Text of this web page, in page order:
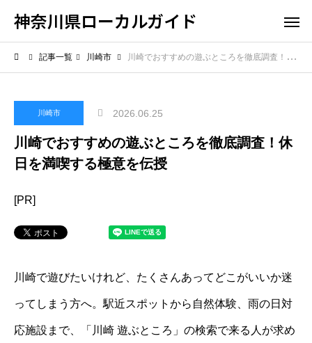
神奈川県ローカルガイド
記事一覧 川崎市 川崎でおすすめの遊ぶところを徹底調査！休日を満喫する極意を伝授
川崎市 2026.06.25
川崎でおすすめの遊ぶところを徹底調査！休
日を満喫する極意を伝授
[PR]
川崎で遊びたいけれど、たくさんあってどこがいいか迷
ってしまう方へ。駅近スポットから自然体験、雨の日対
応施設まで、「川崎 遊ぶところ」の検索で来る人が求め